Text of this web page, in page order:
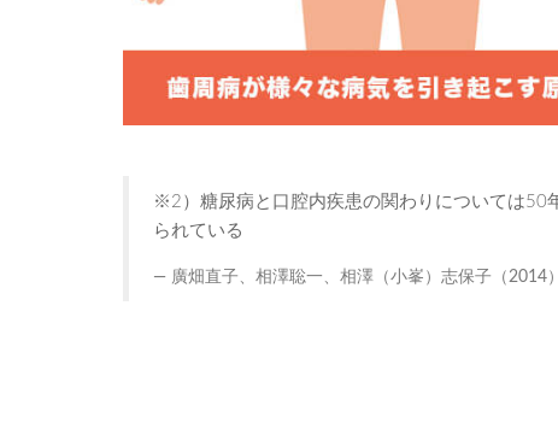
※2）糖尿病と口腔内疾患の関わりについては50
られている
廣畑直子、相澤聡一、相澤（小峯）志保子（2014